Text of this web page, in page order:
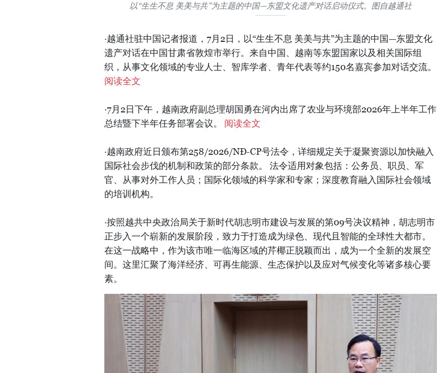
以“生生不息 美美与共”为主题的中国—东盟文化遗产对话启动仪式。图自越通社
·越通社驻中国记者报道，7月2日，以“生生不息 美美与共”为主题的中国—东盟文化
遗产对话在中国甘肃省敦煌市举行。来自中国、越南等东盟国家以及相关国际组
织，从事文化领域的专业人士、智库学者、青年代表等约150名嘉宾参加对话交流。
阅读全文
·7月2日下午，越南政府副总理胡国勇在河内出席了农业与环境部2026年上半年工作
总结暨下半年任务部署会议。 阅读全文
·越南政府近日颁布第258/2026/NĐ-CP号法令，详细规定关于凝聚资源以加快融入
国际社会步伐的机制和政策的部分条款。 法令适用对象包括：公务员、职员、军
官、从事对外工作人员；国际化领域的科学家和专家；深度教育融入国际社会领域
的培训机构。
·按照越共中央政治局关于新时代胡志明市建设与发展的第09号决议精神，胡志明市
正步入一个崭新的发展阶段，致力于打造成为绿色、现代且智能的全球性大都市。
在这一战略中，作为该市唯一临海区域的芹椰正脱颖而出，成为一个全新的发展空
间。这里汇聚了海洋经济、可再生能源、生态保护以及应对气候变化等诸多核心要
素。